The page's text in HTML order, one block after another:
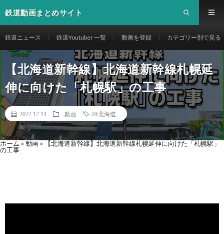
鉄道動画まとめサイト
鉄道ニュース 鉄道Youtuber 一覧 動画を登録 カテゴリー別で見る
【北海道新幹線】北海道新幹線札幌延
伸に向けた「札幌駅」の工事
2022.12.14 動画 JR北海道
ホーム » 動画 » 【北海道新幹線】北海道新幹線札幌延伸に向けた「札幌駅」
の工事